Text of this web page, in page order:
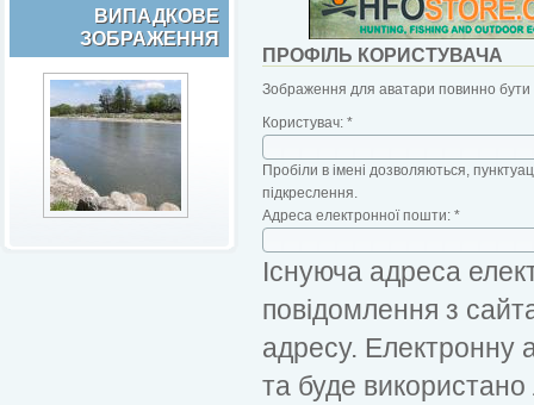
ВИПАДКОВЕ
ЗОБРАЖЕННЯ
ПРОФІЛЬ КОРИСТУВАЧА
Зображення для аватари повинно бути
Користувач: *
Пробіли в імені дозволяються,
підкреслення.
Адреса електронної пошти: *
Існуюча адреса
повідомлення з
адресу. Електронну
та буде